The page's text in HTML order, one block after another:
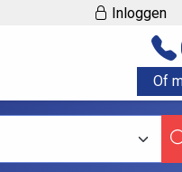
Inloggen
Of